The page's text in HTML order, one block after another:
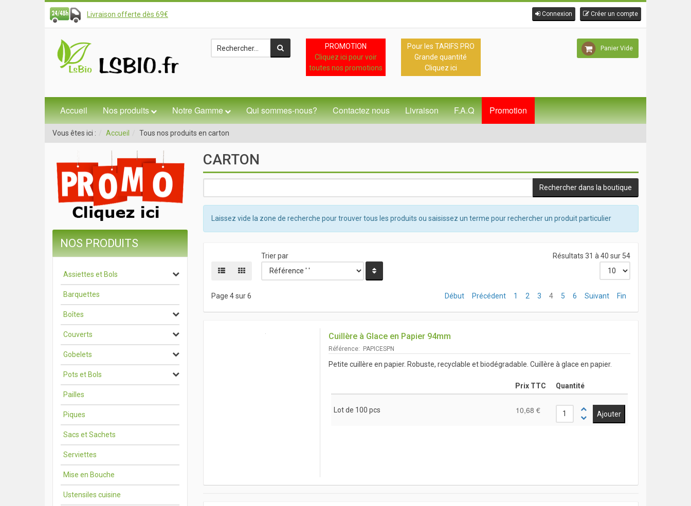
Livraison offerte dès 69€ Connexion Créer un compte
PROMOTION
Cliquez ici pour voir
toutes nos promotions
Pour les TARIFS PRO
Grande quantité
Cliquez ici
Panier Vide
Accueil Nos produits Notre Gamme Qui sommes-nous? Contactez nous Livraison F.A.Q Promotion
Vous êtes ici : Accueil Tous nos produits en carton
CARTON
Laissez vide la zone de recherche pour trouver tous les produits ou saisissez un terme pour rechercher un produit particulier
Trier par Résultats 31 à 40 sur 54
Début Précédent 1 2 3 4 5 6 Suivant Fin
Page 4 sur 6
Cuillère à Glace en Papier 94mm
Référence: PAPICESPN
Petite cuillère en papier. Robuste, recyclable et biodégradable. Cuillère à glace en papier.
Prix TTC Quantité
Lot de 100 pcs 10,68 €
NOS PRODUITS
Assiettes et Bols
Barquettes
Boîtes
Couverts
Gobelets
Pots et Bols
Pailles
Piques
Sacs et Sachets
Serviettes
Mise en Bouche
Ustensiles cuisine